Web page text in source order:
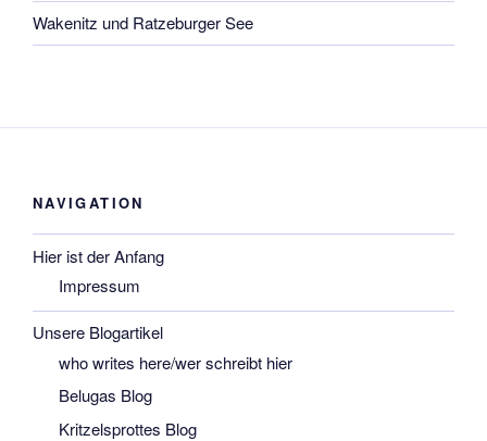
Wakenitz und Ratzeburger See
NAVIGATION
Hier ist der Anfang
Impressum
Unsere Blogartikel
who writes here/wer schreibt hier
Belugas Blog
Kritzelsprottes Blog